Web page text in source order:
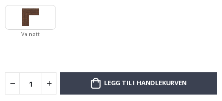
Valnøtt
LEGG TIL I HANDLEKURVEN